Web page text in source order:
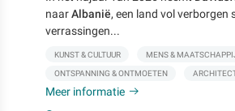
naarAlbanië, een land vol verborgen
verrassingen...
KUNST & CULTUUR MENS &
ONTSPANNING & ONTMOETEN
Meer informatie